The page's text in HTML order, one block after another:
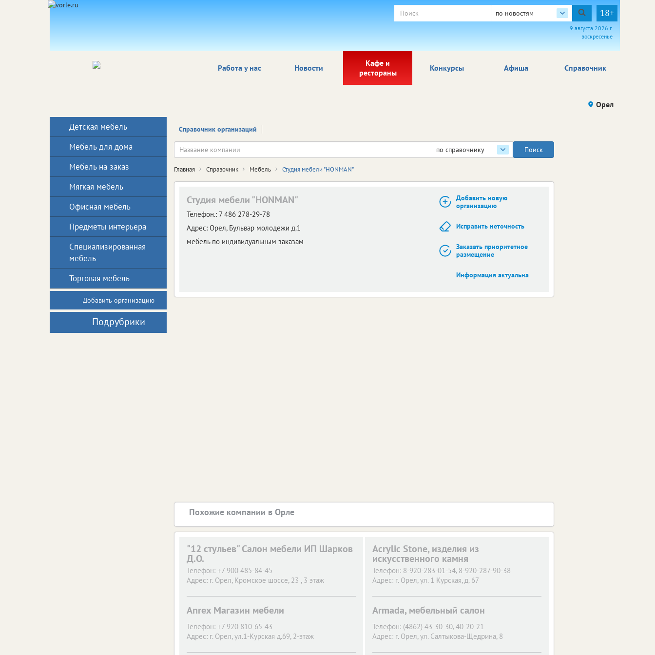
по новостям 18+
9 августа 2026 г.
воскресенье
Работа у нас Новости
Кафе и
рестораны
Афиша Справочник
Конкурсы
Орел
Справочник организаций
по справочнику
Главная Справочник Мебель Студия мебели "HONMAN"
Студия мебели "HONMAN"
Телефон.: 7 486 278-29-78
Адрес: Орел, Бульвар молодежи д.1
мебель по индивидуальным заказам
Добавить новую
организацию
Исправить неточность
Заказать приоритетное
размещение
Информация актуальна
Похожие компании в Орле
"12 стульев" Салон мебели ИП Шарков
Д.О.
Телефон: +7 900 485-84-45
Адрес: г. Орел, Кромское шоссе, 23 , 3 этаж
Acrylic Stone, изделия из
искусственного камня
Телефон: 8-920-283-01-54, 8-920-287-90-38
Адрес: г. Орел, ул. 1 Курская, д. 67
Anrex Магазин мебели
Телефон: +7 920 810-65-43
Адрес: г. Орел, ул.1-Курская д.69, 2-этаж
Armada, мебельный салон
Телефон: (4862) 43-30-30, 40-20-21
Адрес: г. Орел, ул. Салтыкова-Щедрина, 8
Детская мебель
Мебель для дома
Мебель на заказ
Мягкая мебель
Офисная мебель
Предметы интерьера
Специализированная
мебель
Торговая мебель
Добавить организацию
Подрубрики